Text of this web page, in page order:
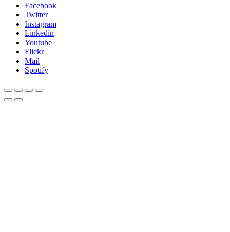
Facebook
Twitter
Instagram
Linkedin
Youtube
Flickr
Mail
Spotify